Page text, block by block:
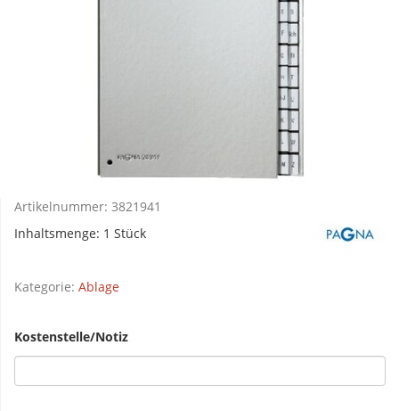
Artikelnummer: 3821941
Inhaltsmenge: 1 Stück
Kategorie: Ablage
Kostenstelle/Notiz